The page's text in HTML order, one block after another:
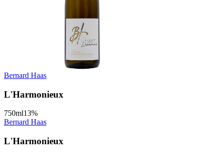
Bernard Haas
L'Harmonieux
750ml13%
Bernard Haas
L'Harmonieux